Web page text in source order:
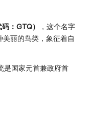
：GTQ）
，这个名字
丽的鸟类，象征着自
是国家元首兼政府首